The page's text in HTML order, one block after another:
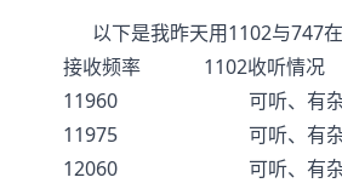
以下是我昨天用1102与747在
接收频率 1102收听
11960 可听、有杂
11975 可听、有杂
12060 可听、有杂